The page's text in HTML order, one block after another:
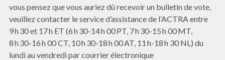
vous pensez que vous auriez dû recevoir un bulletin de vote,
veuillez contacter le service d’assistance de l’ACTRA entre
9 h 30 et 17 h ET (6 h 30-14 h 00 PT, 7 h 30-15 h 00 MT,
8 h 30-16 h 00 CT, 10 h 30-18 h 00 AT, 11 h-18 h 30 NL) du
lundi au vendredi par courrier électronique